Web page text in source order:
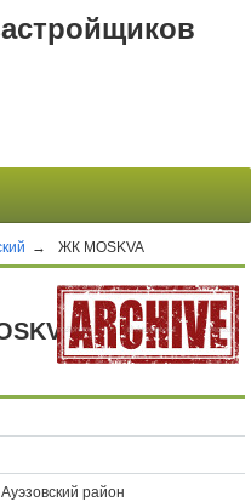
→ ЖК MOSKVA
район